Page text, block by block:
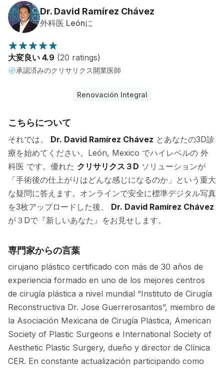
患者様のレビュー
Dr. David Ramírez Chávez
外科医 Leónに
大変良い 4.9 (20 ratings)
承認済みのクリサリクス開業医師
Renovación Integral
こちらについて
それでは、 Dr. David Ramírez Chávez とあなたの3D診
療を始めてください。León, Mexico でハイレベルの 外
科医 です。優れた クリサリクス３D ソリューションが
「手術後の仕上がりはどんな感じになるのか」という重大
な疑問に答えます。オンラインで安全に標準デジタル写真
を3枚アップロードした後、 Dr. David Ramírez Chávez
が３Dで『新しいあなた』をお見せします。
専門家からの言葉
cirujano plástico certificado con más de 30 años de
experiencia formado en uno de los mejores centros
de cirugía plástica a nivel mundial “Instituto de Cirugía
Reconstructiva Dr. Jose Guerrerosantos”, miembro de
la Asociación Mexicana de Cirugía Plástica, American
Society of Plastic Surgeons e International Society of
Aesthetic Plastic Surgery, dueño y director de Clínica
CER. En constante actualización participando como